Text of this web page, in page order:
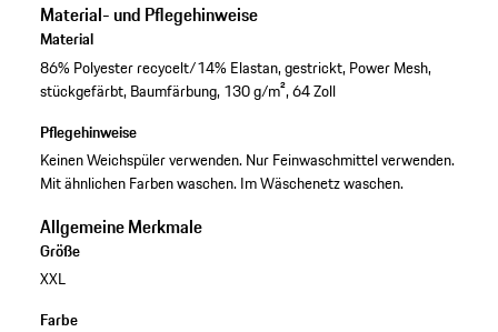
Material- und Pflegehinweise
Material
86% Polyester recycelt/14% Elastan, gestrickt, Power Mesh,
stückgefärbt, Baumfärbung, 130 g/m², 64 Zoll
Pflegehinweise
Keinen Weichspüler verwenden. Nur Feinwaschmittel verwenden.
Mit ähnlichen Farben waschen. Im Wäschenetz waschen.
Allgemeine Merkmale
Größe
XXL
Farbe